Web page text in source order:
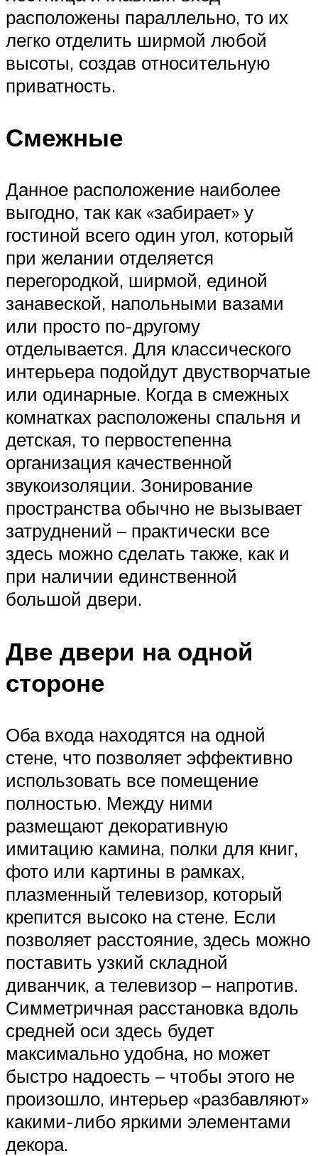
расположены параллельно, то их
легко отделить ширмой любой
высоты, создав относительную
приватность.
Смежные
Данное расположение наиболее
выгодно, так как «забирает» у
гостиной всего один угол, который
при желании отделяется
перегородкой, ширмой, единой
занавеской, напольными вазами
или просто по-другому
отделывается. Для классического
интерьера подойдут двустворчатые
или одинарные. Когда в смежных
комнатках расположены спальня и
детская, то первостепенна
организация качественной
звукоизоляции. Зонирование
пространства обычно не вызывает
затруднений – практически все
здесь можно сделать также, как и
при наличии единственной
большой двери.
Две двери на одной
стороне
Оба входа находятся на одной
стене, что позволяет эффективно
использовать все помещение
полностью. Между ними
размещают декоративную
имитацию камина, полки для книг,
фото или картины в рамках,
плазменный телевизор, который
крепится высоко на стене. Если
позволяет расстояние, здесь можно
поставить узкий складной
диванчик, а телевизор – напротив.
Симметричная расстановка вдоль
средней оси здесь будет
максимально удобна, но может
быстро надоесть – чтобы этого не
произошло, интерьер «разбавляют»
какими-либо яркими элементами
декора.